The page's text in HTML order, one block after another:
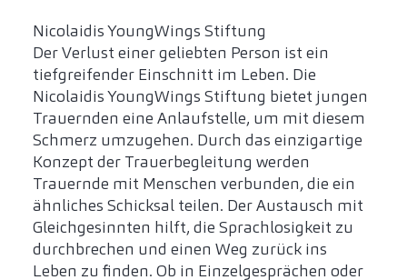
Nicolaidis YoungWings Stiftung
Der Verlust einer geliebten Person ist ein
tiefgreifender Einschnitt im Leben. Die
Nicolaidis YoungWings Stiftung bietet jungen
Trauernden eine Anlaufstelle, um mit diesem
Schmerz umzugehen. Durch das einzigartige
Konzept der Trauerbegleitung werden
Trauernde mit Menschen verbunden, die ein
ähnliches Schicksal teilen. Der Austausch mit
Gleichgesinnten hilft, die Sprachlosigkeit zu
durchbrechen und einen Weg zurück ins
Leben zu finden. Ob in Einzelgesprächen oder